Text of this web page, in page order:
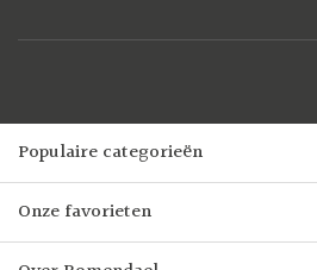
Populaire categorieën
Onze favorieten